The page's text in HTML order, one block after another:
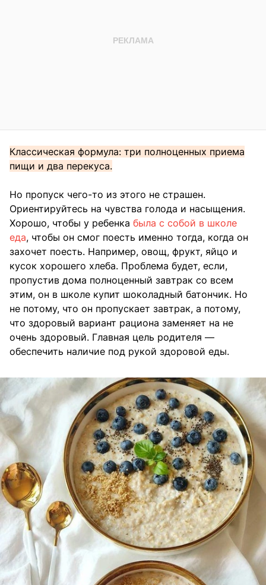
Классическая формула: три полноценных приема
пищи и два перекуса.
Но пропуск чего-то из этого не страшен.
Ориентируйтесь на чувства голода и насыщения.
Хорошо, чтобы у ребенка была с собой в школе
еда, чтобы он смог поесть именно тогда, когда он
захочет поесть. Например, овощ, фрукт, яйцо и
кусок хорошего хлеба. Проблема будет, если,
пропустив дома полноценный завтрак со всем
этим, он в школе купит шоколадный батончик. Но
не потому, что он пропускает завтрак, а потому,
что здоровый вариант рациона заменяет на не
очень здоровый. Главная цель родителя —
обеспечить наличие под рукой здоровой еды.